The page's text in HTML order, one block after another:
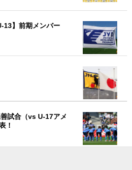
13】前期メンバー
試合（vs U-17アメ
！